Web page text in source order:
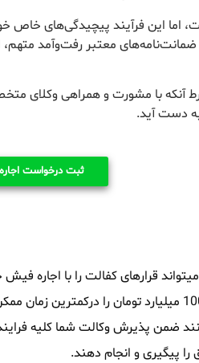
این فرآیند پیچیدگی‌های خاص
ضمانت‌نامه‌های معتبر رفت‌وآمد
آنکه با مشورت و همراهی وکلای
دست آید.
ثبت درخواست
قرارهای کفالت را با اجاره فیش
مجموعه توانایی آنرا داشته که سند های ملکی از 1 میلیارد تومان تا 1000
ضمن پذیرش وکالت شما کلیه
پیگیری و انجام دهند.